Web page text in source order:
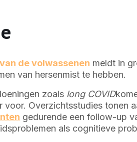
de volwassenen meldt in
van hersenmist te hebben.
zoals long COVID
voor. Overzichtsstudies tonen
gedurende een follow-up
als cognitieve